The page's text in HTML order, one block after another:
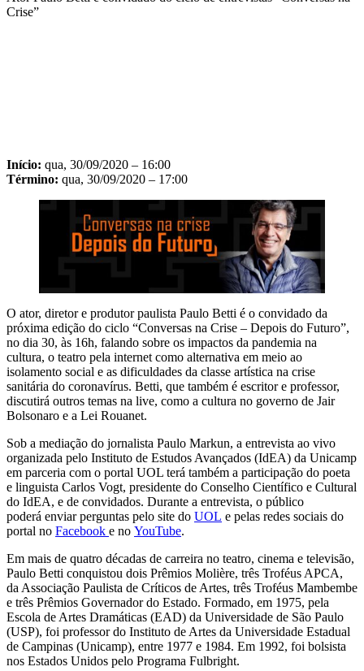
Crise”
Início: qua, 30/09/2020 – 16:00
Término: qua, 30/09/2020 – 17:00
O ator, diretor e produtor paulista Paulo Betti é o convidado da
próxima edição do ciclo “Conversas na Crise – Depois do Futuro”,
no dia 30, às 16h, falando sobre os impactos da pandemia na
cultura, o teatro pela internet como alternativa em meio ao
isolamento social e as dificuldades da classe artística na crise
sanitária do coronavírus. Betti, que também é escritor e professor,
discutirá outros temas na live, como a cultura no governo de Jair
Bolsonaro e a Lei Rouanet.
Sob a mediação do jornalista Paulo Markun, a entrevista ao vivo
organizada pelo Instituto de Estudos Avançados (IdEA) da Unicamp
em parceria com o portal UOL terá também a participação do poeta
e linguista Carlos Vogt, presidente do Conselho Científico e Cultural
do IdEA, e de convidados. Durante a entrevista, o público
poderá enviar perguntas pelo site do UOL e pelas redes sociais do
portal no Facebook e no YouTube.
Em mais de quatro décadas de carreira no teatro, cinema e televisão,
Paulo Betti conquistou dois Prêmios Molière, três Troféus APCA,
da Associação Paulista de Críticos de Artes, três Troféus Mambembe
e três Prêmios Governador do Estado. Formado, em 1975, pela
Escola de Artes Dramáticas (EAD) da Universidade de São Paulo
(USP), foi professor do Instituto de Artes da Universidade Estadual
de Campinas (Unicamp), entre 1977 e 1984. Em 1992, foi bolsista
nos Estados Unidos pelo Programa Fulbright.